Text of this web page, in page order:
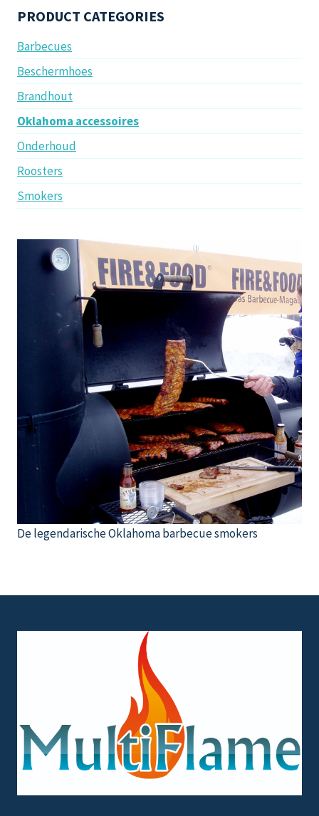
PRODUCT CATEGORIES
Barbecues
Beschermhoes
Brandhout
Oklahoma accessoires
Onderhoud
Roosters
Smokers
De legendarische Oklahoma barbecue smokers